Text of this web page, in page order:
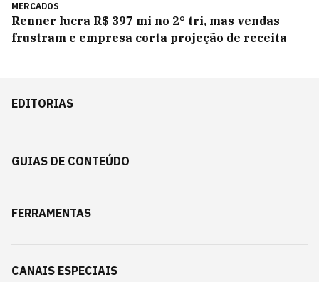
MERCADOS
Renner lucra R$ 397 mi no 2° tri, mas vendas
frustram e empresa corta projeção de receita
EDITORIAS
GUIAS DE CONTEÚDO
FERRAMENTAS
CANAIS ESPECIAIS